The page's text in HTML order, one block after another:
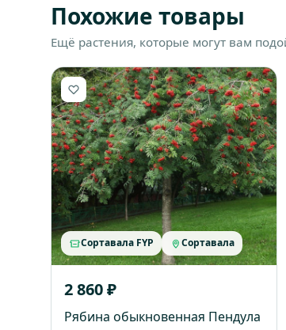
Похожие товары
Ещё растения, которые могут вам
Сортавала FYP Сортавала
2 860 ₽
Рябина обыкновенная Пендула